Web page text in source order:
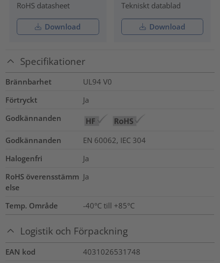
RoHS datasheet
Download
Tekniskt datablad
Download
Specifikationer
Brännbarhet
UL94 V0
Förtryckt
Ja
Godkännanden
Godkännanden
EN 60062, IEC 304
Halogenfri
Ja
RoHS överensstämm
else
Ja
Temp. Område -40°C till +85°C
Logistik och Förpackning
EAN kod
4031026531748